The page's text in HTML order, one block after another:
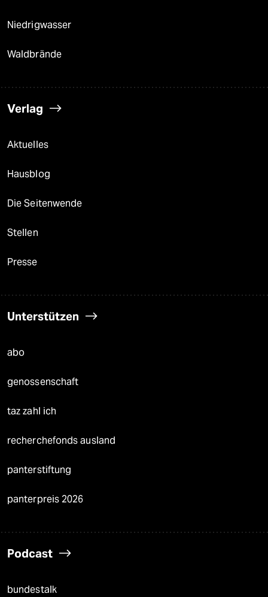
Niedrigwasser
Waldbrände
Verlag
Aktuelles
Hausblog
Die Seitenwende
Stellen
Presse
Unterstützen
abo
genossenschaft
taz zahl ich
recherchefonds ausland
panterstiftung
panterpreis 2026
Podcast
bundestalk